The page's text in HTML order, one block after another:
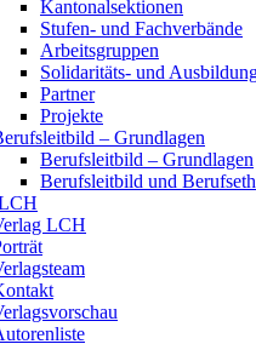
Kantonalsektionen
Stufen- und Fachverbände
Arbeitsgruppen
Solidaritäts- und
Partner
Projekte
– Grundlagen
Berufsleitbild – Grundlagen
Berufsleitbild und
LCH